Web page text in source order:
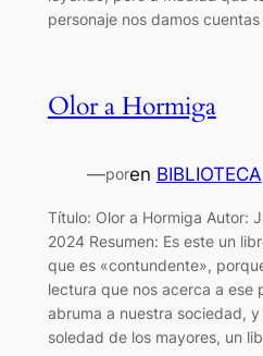
personaje nos damos
Olor a Hormiga
—poren BIBLIOTECA
Título: Olor a Hormiga Autor:
2024 Resumen: Es este un
que es «contundente»,
lectura que nos acerca a ese
abruma a nuestra sociedad,
soledad de los mayores, un